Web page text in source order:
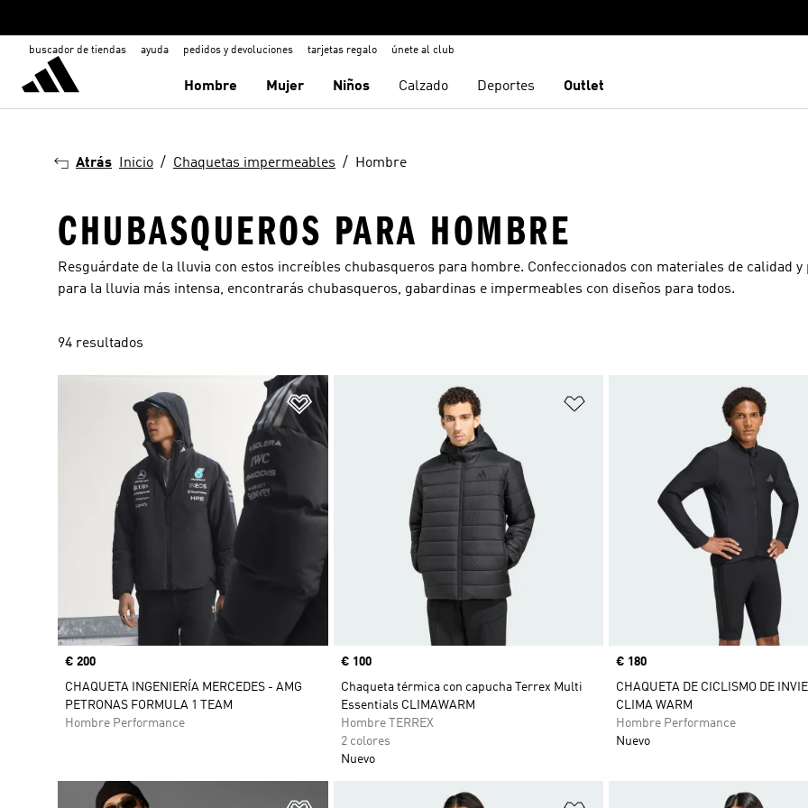
buscador de tiendas ayuda pedidos y devoluciones tarjetas regalo únete al club
Hombre Mujer Niños Calzado Deportes Outlet
Atrás Inicio Chaquetas impermeables Hombre
CHUBASQUEROS PARA HOMBRE
Resguárdate de la lluvia con estos increíbles chubasqueros para hombre. Confeccionados con materiales de calidad y
para la lluvia más intensa, encontrarás chubasqueros, gabardinas e impermeables con diseños para todos.
94 resultados
Añadir a la lista de deseos
Precio
€ 200
CHAQUETA INGENIERÍA MERCEDES - AMG
PETRONAS FORMULA 1 TEAM
Hombre Performance
Añadir a la lista de deseos
Precio
€ 100
Chaqueta térmica con capucha Terrex Multi
Essentials CLIMAWARM
Hombre TERREX
2 colores
Nuevo
Precio
€ 180
CHAQUETA DE CICLISMO DE
CLIMA WARM
Hombre Performance
Nuevo
Añadir a la lista de deseos Añadir a la lista de deseos